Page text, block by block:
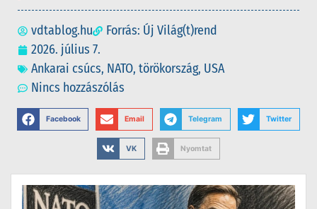
vdtablog.hu
Forrás: Új Világ(t)rend
2026. július 7.
Ankarai csúcs, NATO, törökország, USA
Nincs hozzászólás
Facebook Email Telegram Twitter
VK Nyomtat